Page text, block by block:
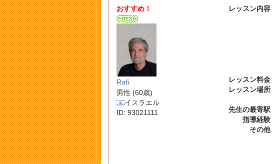
おすすめ！
Rafi
男性 (60歳)
イスラエル
ID: 93021111
レッスン内容
レッスン料金
レッスン場所
先生の最寄駅
指導経験
その他